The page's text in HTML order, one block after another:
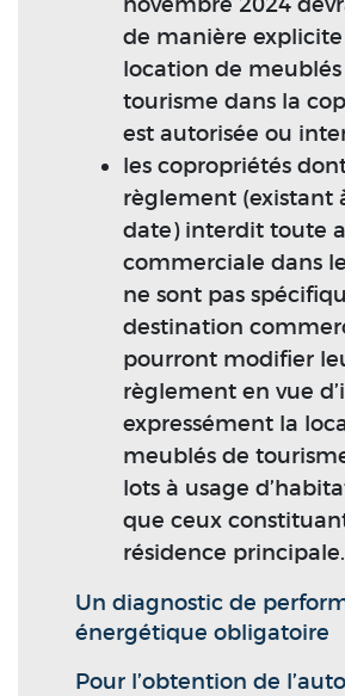
de manière explicite
location de meublés
tourisme dans la
est autorisée ou
les copropriétés
règlement (existant
date) interdit toute
commerciale dans
ne sont pas
destination
pourront modifier
règlement en vue
expressément la
meublés de
lots à usage
que ceux
résidence principale.
Un diagnostic de
énergétique obligatoire
Pour l’obtention de